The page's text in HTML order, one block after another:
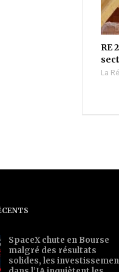
RE
La
SpaceX chute en Bourse
malgré des résultats
solides, les